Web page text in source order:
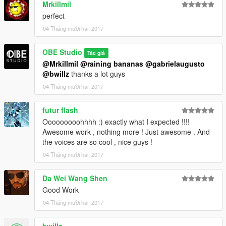
Mrkillmil
perfect
04 Tháng mười hai, 2017
OBE Studio Tác giả
@Mrkillmil @raining bananas @gabrielaugusto
@bwillz thanks a lot guys
04 Tháng mười hai, 2017
futur flash
Ooooooooohhhh :) exactly what I expected !!!!
Awesome work , nothing more ! Just awesome . And
the voices are so cool , nice guys !
04 Tháng mười hai, 2017
Da Wei Wang Shen
Good Work
04 Tháng mười hai, 2017